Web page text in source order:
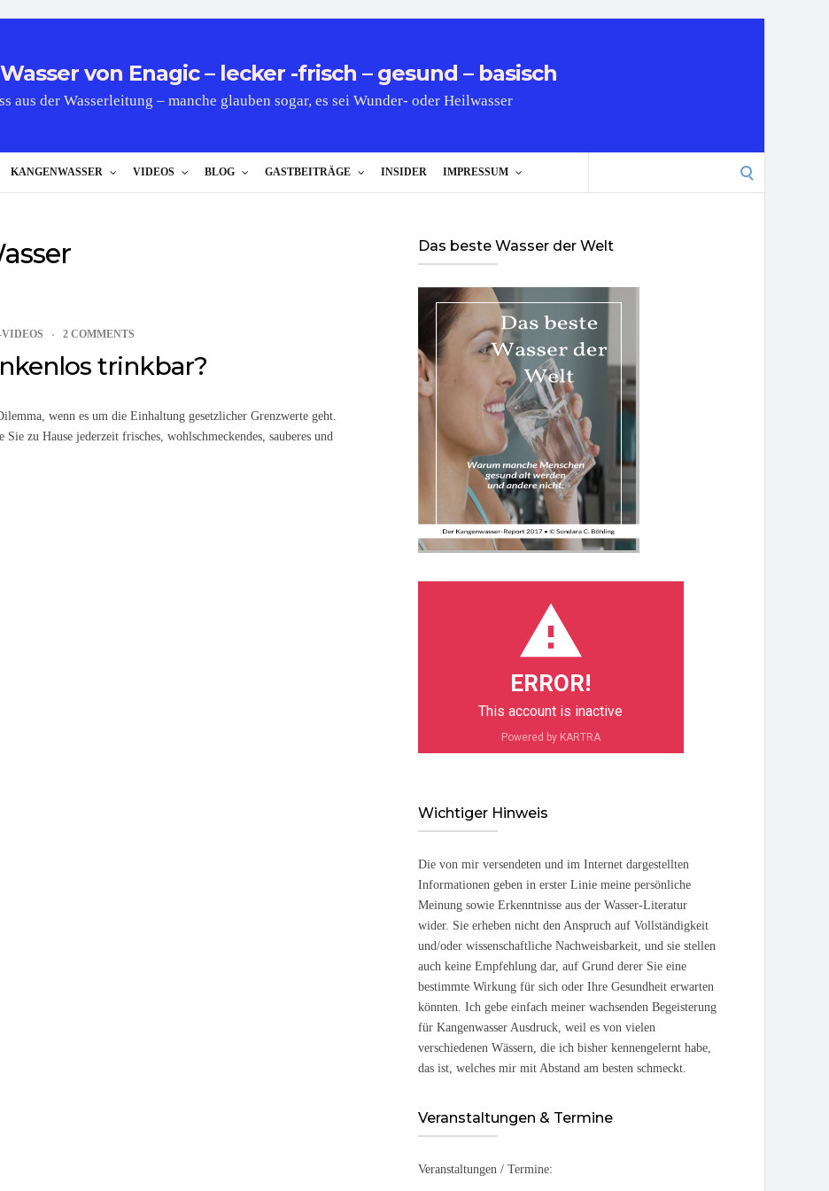
von Enagic – lecker -frisch – gesund – basisch
aus der Wasserleitung – manche glauben sogar, es sei Wunder- oder Heilwasser
KANGENWASSER VIDEOS BLOG GASTBEITRÄGE INSIDER IMPRESSUM
2 COMMENTS
trinkbar?
wenn es um die Einhaltung gesetzlicher Grenzwerte geht.
zu Hause jederzeit frisches, wohlschmeckendes, sauberes und
Das beste Wasser der Welt
ERROR!
This account is inactive
Powered by KARTRA
Wichtiger Hinweis
Die von mir versendeten und im Internet dargestellten
Informationen geben in erster Linie meine persönliche
Meinung sowie Erkenntnisse aus der Wasser-Literatur
wider. Sie erheben nicht den Anspruch auf Vollständigkeit
und/oder wissenschaftliche Nachweisbarkeit, und sie stellen
auch keine Empfehlung dar, auf Grund derer Sie eine
bestimmte Wirkung für sich oder Ihre Gesundheit erwarten
könnten. Ich gebe einfach meiner wachsenden Begeisterung
für Kangenwasser Ausdruck, weil es von vielen
verschiedenen Wässern, die ich bisher kennengelernt habe,
das ist, welches mir mit Abstand am besten schmeckt.
Veranstaltungen & Termine
Veranstaltungen / Termine: